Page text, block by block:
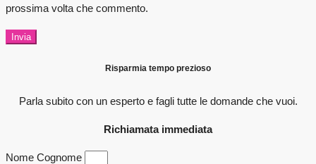
prossima volta che commento.
Invia
Risparmia tempo prezioso
Parla subito con un esperto e faglitutte le domande che vuoi.
Richiamata immediata
Nome Cognome